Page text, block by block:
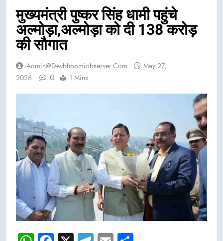
मुख्यमंत्री पुष्कर सिंह धामी पहुंचे
अल्मोड़ा,अल्मोड़ा को दी 138 करोड़
की सौगात
Admin@devbhoomiobserver.com
May 27,
2026
0 1 Mins